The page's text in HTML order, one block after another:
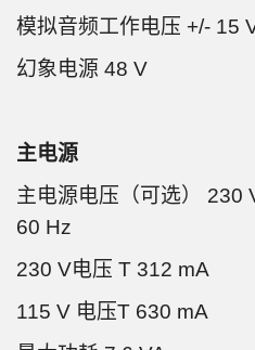
模拟音频工作电压 +/- 15
幻象电源 48 V
主电源
主电源电压（可选） 230
60 Hz
230 V电压 T 312 mA
115 V 电压T 630 mA